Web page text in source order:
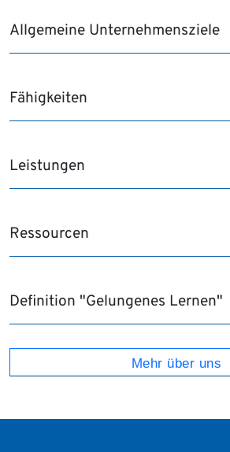
Allgemeine Unternehmensziele
Fähigkeiten
Leistungen
Ressourcen
Definition "Gelungenes Lernen"
Mehr über uns